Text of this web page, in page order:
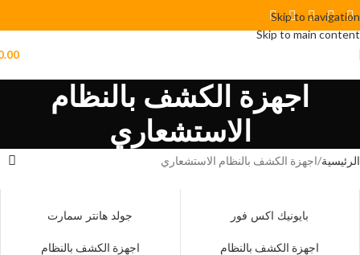
Skip to navigation
Skip to main content
اجهزة الكشف بالنظام
الاستشعاري
الرئيسية اجهزة الكشف بالنظام الاستشعاري
بايونيك اكس فور
اجهزة الكشف بالنظام
جولد هانتر سمارت
اجهزة الكشف بالنظام